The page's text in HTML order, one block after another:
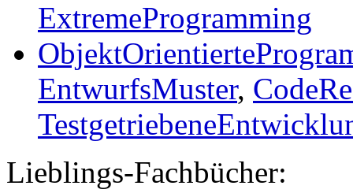
ExtremeProgramming
EntwurfsMuster,
Lieblings-Fachbücher: